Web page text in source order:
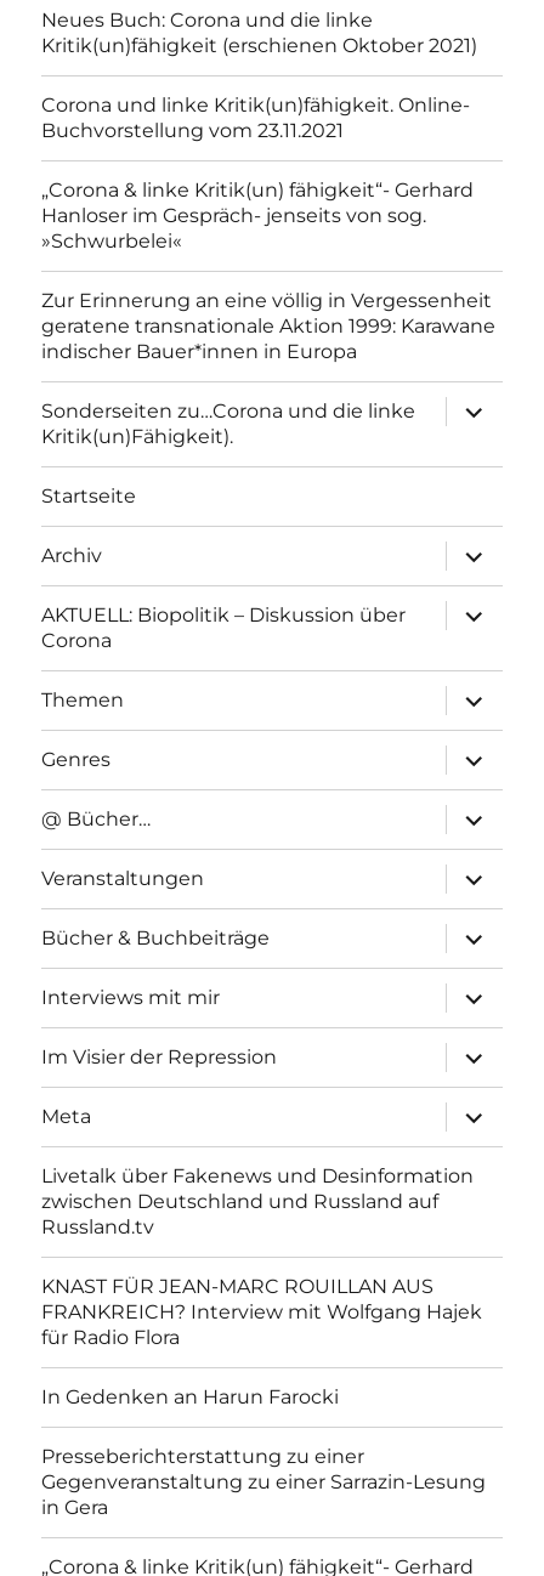
Neues Buch: Corona und die linke
Kritik(un)fähigkeit (erschienen Oktober 2021)
Corona und linke Kritik(un)fähigkeit. Online-
Buchvorstellung vom 23.11.2021
„Corona & linke Kritik(un) fähigkeit“- Gerhard
Hanloser im Gespräch- jenseits von sog.
»Schwurbelei«
Zur Erinnerung an eine völlig in Vergessenheit
geratene transnationale Aktion 1999: Karawane
indischer Bauer*innen in Europa
Sonderseiten zu…Corona und die linke
Kritik(un)Fähigkeit).
anzeigen
Startseite
Archiv
anzeigen
AKTUELL: Biopolitik – Diskussion über
Corona
anzeigen
Themen
anzeigen
Genres
anzeigen
@ Bücher…
anzeigen
Veranstaltungen
anzeigen
Bücher & Buchbeiträge
anzeigen
Interviews mit mir
anzeigen
Im Visier der Repression
anzeigen
Meta
anzeigen
Livetalk über Fakenews und Desinformation
zwischen Deutschland und Russland auf
Russland.tv
KNAST FÜR JEAN-MARC ROUILLAN AUS
FRANKREICH? Interview mit Wolfgang Hajek
für Radio Flora
In Gedenken an Harun Farocki
Presseberichterstattung zu einer
Gegenveranstaltung zu einer Sarrazin-Lesung
in Gera
„Corona & linke Kritik(un) fähigkeit“- Gerhard